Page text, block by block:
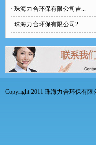
· 珠海力合环保有限公司吉...
· 珠海力合环保有限公司2...
Copyright 2011 珠海力合环保有限